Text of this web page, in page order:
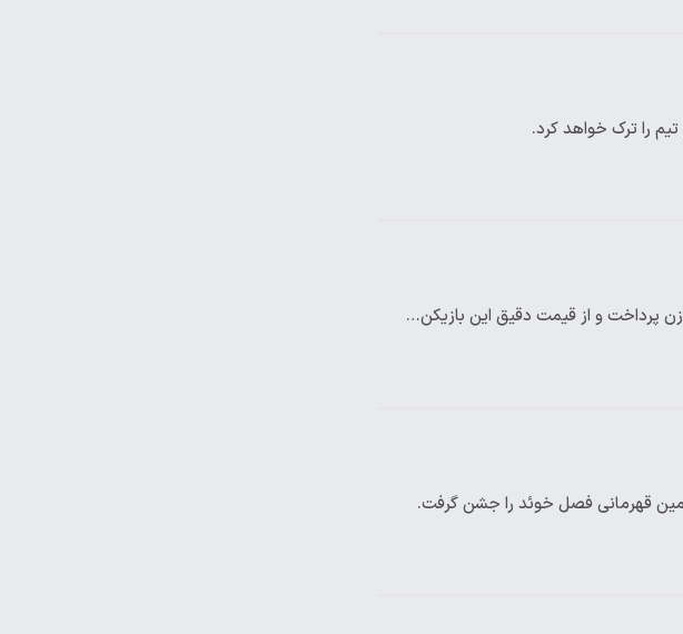
را ترک خواهد کرد.
پرداخت و از قیمت دقیق این بازیکن…